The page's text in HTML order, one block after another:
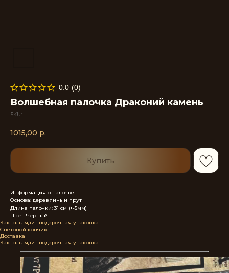
0.0 (0)
Волшебная палочка Драконий камень
SKU:
1015,00 р.
Купить
Информация о палочке:
Основа: деревянный прут
Длина палочки: 31 см (+-5мм)
Цвет: Чёрный
Как выглядит подарочная упаковка
Световой кончик
Доставка
Как выглядит подарочная упаковка